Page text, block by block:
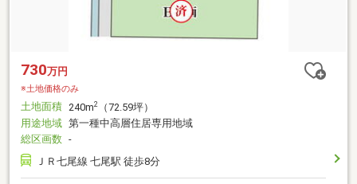
730万円
※土地価格のみ
土地面積 240m2
（72.59坪）
用途地域 第一種中高層住居専用地域
総区画数 -
ＪＲ七尾線 七尾駅 徒歩8分